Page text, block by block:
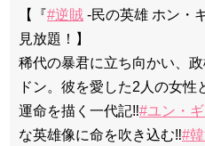
【『#逆賊 -民の英雄 ホン・
見放題！】
稀代の暴君に立ち向かい、
ドン。彼を愛した2人の女
運命を描く一代記‼️#ユン・
な英雄像に命を吹き込む‼️#